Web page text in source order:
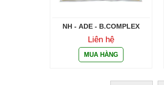
NH - ADE - B.COMPLEX
Liên hệ